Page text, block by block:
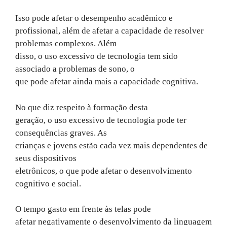
Isso pode afetar o desempenho acadêmico e
profissional, além de afetar a capacidade de resolver
problemas complexos. Além
disso, o uso excessivo de tecnologia tem sido
associado a problemas de sono, o
que pode afetar ainda mais a capacidade cognitiva.
No que diz respeito à formação desta
geração, o uso excessivo de tecnologia pode ter
consequências graves. As
crianças e jovens estão cada vez mais dependentes de
seus dispositivos
eletrônicos, o que pode afetar o desenvolvimento
cognitivo e social.
O tempo gasto em frente às telas pode
afetar negativamente o desenvolvimento da linguagem